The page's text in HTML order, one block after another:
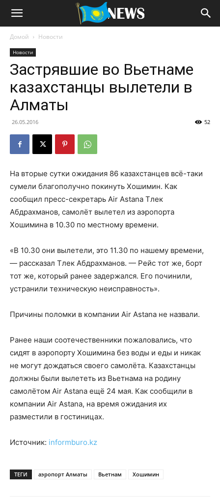
Домой Новости
Новости
Застрявшие во Вьетнаме
казахстанцы вылетели в
Алматы
26.05.2016 52
На вторые сутки ожидания 86 казахстанцев всё-таки
сумели благополучно покинуть Хошимин. Как
сообщил пресс-секретарь Air Astana Тлек
Абдрахманов, самолёт вылетел из аэропорта
Хошимина в 10.30 по местному времени.
«В 10.30 они вылетели, это 11.30 по нашему времени,
— рассказал Тлек Абдрахманов. — Рейс тот же, борт
тот же, который ранее задержался. Его починили,
устранили техническую неисправность».
Причины поломки в компании Air Astana не назвали.
Ранее наши соотечественники пожаловались, что
сидят в аэропорту Хошимина без воды и еды и никак
не могут дождаться своего самолёта. Казахстанцы
должны были вылететь из Вьетнама на родину
самолётом Air Astana ещё 24 мая. Как сообщили в
компании Air Astana, на время ожидания их
разместили в гостиницах.
Источник: informburo.kz
ТЕГИ аэропорт Алматы Вьетнам Хошимин